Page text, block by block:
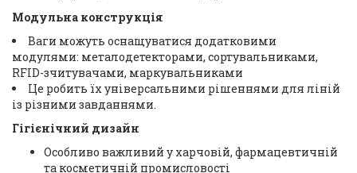
Модульна конструкція
Ваги можуть оснащуватися додатковими
модулями: металодетекторами, сортувальниками,
RFID-зчитувачами, маркувальниками
Це робить їх універсальними рішеннями для ліній
із різними завданнями.
Гігієнічний дизайн
Особливо важливий у харчовій, фармацевтичній
та косметичній промисловості